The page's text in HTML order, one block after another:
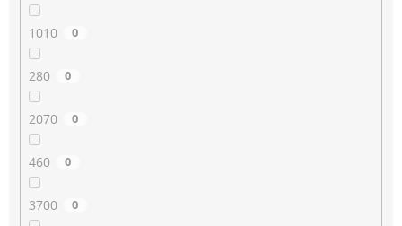
1010 0
280 0
2070 0
460 0
3700 0